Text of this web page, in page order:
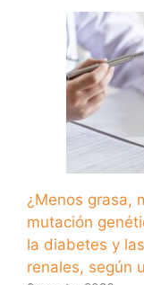
¿Menos grasa,
mutación
la diabetes y
renales, según